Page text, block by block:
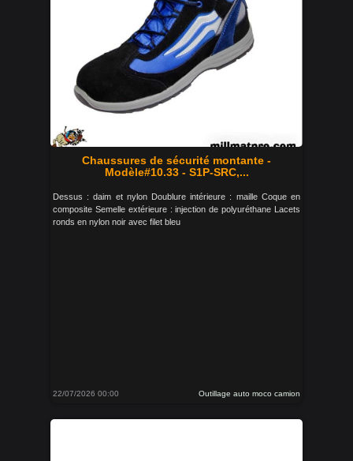
Chaussures de sécurité montante -
Modèle#10.33 - S1P-SRC,...
Dessus : daim et nylon Doublure intérieure : maille Coque en
composite Semelle extérieure : injection de polyuréthane Lacets
ronds en nylon noir avec filet bleu
22/07/2026 00:00 Outillage auto moco camion